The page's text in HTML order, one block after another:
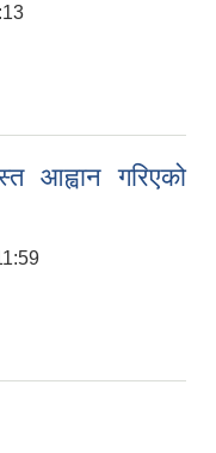
आह्वान गरिएको